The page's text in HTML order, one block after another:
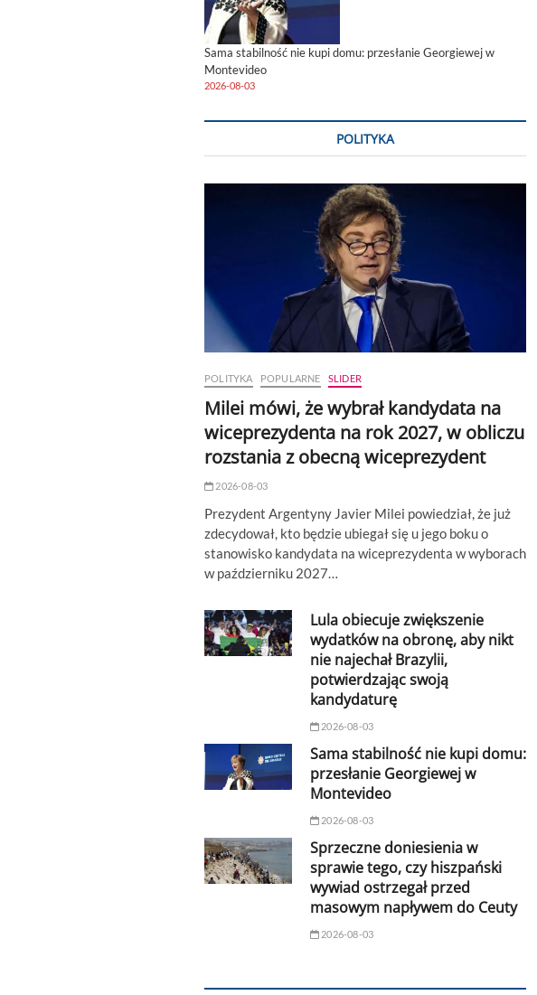
Sama stabilność nie kupi domu: przesłanie Georgiewej w
Montevideo
2026-08-03
POLITYKA
POLITYKA POPULARNE SLIDER
Milei mówi, że wybrał kandydata na
wiceprezydenta na rok 2027, w obliczu
rozstania z obecną wiceprezydent
2026-08-03
Prezydent Argentyny Javier Milei powiedział, że już
zdecydował, kto będzie ubiegał się u jego boku o
stanowisko kandydata na wiceprezydenta w wyborach
w październiku 2027…
Lula obiecuje zwiększenie
wydatków na obronę, aby nikt
nie najechał Brazylii,
potwierdzając swoją
kandydaturę
2026-08-03
Sama stabilność nie kupi domu:
przesłanie Georgiewej w
Montevideo
2026-08-03
Sprzeczne doniesienia w
sprawie tego, czy hiszpański
wywiad ostrzegał przed
masowym napływem do Ceuty
2026-08-03